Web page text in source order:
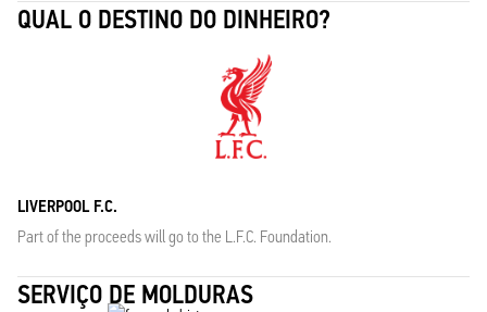
QUAL O DESTINO DO DINHEIRO?
LIVERPOOL F.C.
Part of the proceeds will go to the L.F.C. Foundation.
SERVIÇO DE MOLDURAS